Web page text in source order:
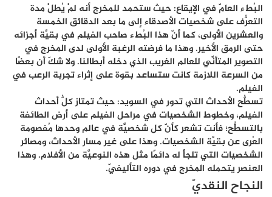
البُطء العامّ في الإيقاع: حيث ستحمد للمخرج أنه لمْ يُطلْ مدة
التعرُّف على شخصيات الأصدقاء إلى ما بعد الدقائق الخمسة
والعشرين الأولى، كما أنّ هذا البُطء صاحب الفيلم في بقيَّة أجزائه
حتى الرمق الأخير. وهذا ما فرضته الرغبة الأولى لدى المخرج في
التصوير المتأنِّي للعالم الغريب الذي دخله أبطالنا. ولا شكّ أن بعضًا
من السرعة اللازمة كانت ستساعد بقوة على إثراء تجربة الرعب في
الفيلم.
تسطُّح الأحداث التي تدور في السويد: حيث تمتاز كلُّ أحداث
الفيلم، وخطوط الشخصيات في مراحل الفيلم على أرض الطائفة
بالتسطُّح؛ فأنت تشعر كأنّ كل شخصيَّة في عالم وحدها مُفصومة
العُرى عن بقيَّة الشخصيات. وهذا على غير مسار الأحداث، ومصائر
الشخصيات التي تلجأ له دائمًا مثل هذه النوعيَّة من الأفلام. وهذا
العنصر يتحمله المخرج في دوره التأليفيّ.
النجاح النقديّ